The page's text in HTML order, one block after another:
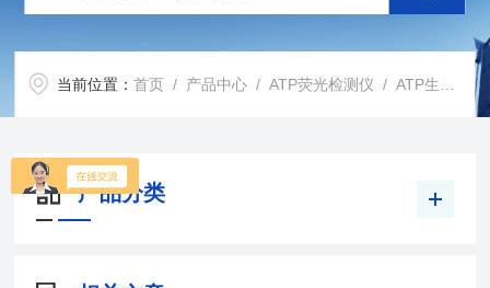
当前位置：首页 / 产品中心 /ATP荧光检测仪 /ATP生物荧光检测仪
产品分类